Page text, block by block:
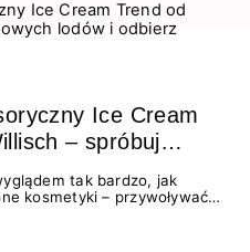
Ice Cream
– spróbuj
tak bardzo, jak
kosmetyki – przywoływać
to coś więcej niż